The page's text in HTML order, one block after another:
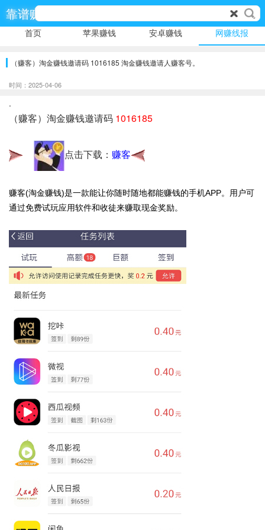
靠谱赚
首页 苹果赚钱 安卓赚钱 网赚线报
（赚客）淘金赚钱邀请码 1016185 淘金赚钱邀请人赚客号。
时间：2025-04-06
.
（赚客）淘金赚钱邀请码 1016185
点击下载： 赚客
赚客(淘金赚钱)是一款能让你随时随地都能赚钱的手机APP。用户可
通过免费试玩应用软件和收徒来赚取现金奖励。